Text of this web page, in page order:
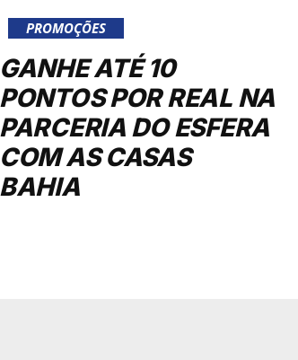
PROMOÇÕES
GANHE ATÉ 10
PONTOS POR REAL NA
PARCERIA DO ESFERA
COM AS CASAS
BAHIA